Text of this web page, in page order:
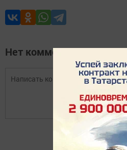
Нет комментариев
Авторизоваться